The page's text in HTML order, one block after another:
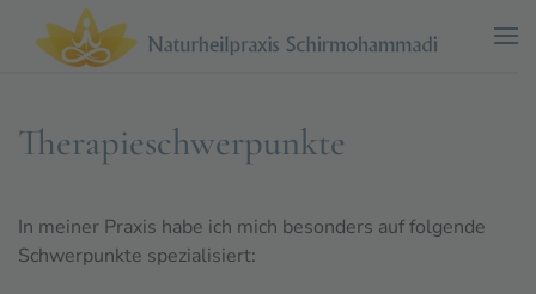
Zum Hauptinhalt springen
Therapieschwerpunkte
In meiner Praxis habe ich mich besonders auf folgende
Schwerpunkte spezialisiert: